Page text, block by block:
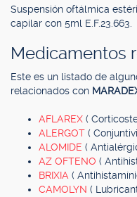
Suspensión oftálmica
capilar con 5ml E.F.23.663.
Medicamentos
Este es un listado de
relacionados con
AFLAREX (
ALERGOT (
ALOMIDE (
AZ OFTENO (
BRIXIA (
CAMOLYN (